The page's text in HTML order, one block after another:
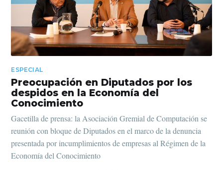
ESPECIAL
Preocupación en Diputados por los
despidos en la Economía del
Conocimiento
Gacetilla de prensa: la Asociación Gremial de Computación se
reunión con bloque de Diputados en el marco de la denuncia
presentada por incumplimientos de empresas al Régimen de la
Economía del Conocimiento